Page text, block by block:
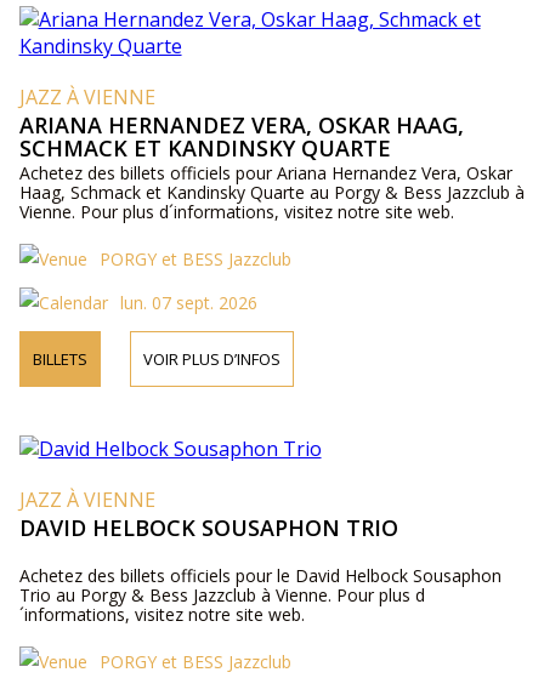
JAZZ À VIENNE
ARIANA HERNANDEZ VERA, OSKAR HAAG,
SCHMACK ET KANDINSKY QUARTE
Achetez des billets officiels pour Ariana Hernandez Vera, Oskar
Haag, Schmack et Kandinsky Quarte au Porgy & Bess Jazzclub à
Vienne. Pour plus d´informations, visitez notre site web.
PORGY et BESS Jazzclub
lun. 07 sept. 2026
BILLETS VOIR PLUS D’INFOS
JAZZ À VIENNE
DAVID HELBOCK SOUSAPHON TRIO
Achetez des billets officiels pour le David Helbock Sousaphon
Trio au Porgy & Bess Jazzclub à Vienne. Pour plus d
´informations, visitez notre site web.
PORGY et BESS Jazzclub